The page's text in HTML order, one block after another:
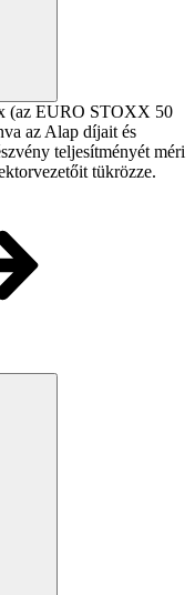
(az EURO STOXX 50
az Alap díjait és
teljesítményét méri
tükrözze.